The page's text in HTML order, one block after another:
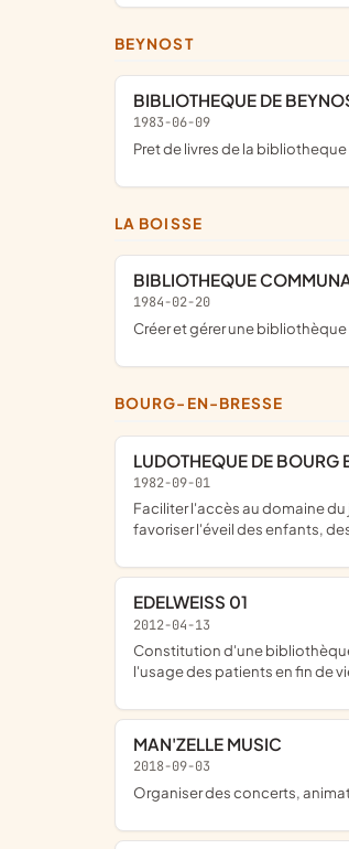
BEYNOST
BIBLIOTHEQUE DE
1983-06-09
pret de livres de la
LA BOISSE
BIBLIOTHEQUE
1984-02-20
créer et gérer une
BOURG-EN-BRESSE
LUDOTHEQUE DE BOURG
1982-09-01
faciliter l'accès au domaine du jeu à tous les publics notamment par le prêt de jeux ; valoriser les bienfaits du jeu, notamment dans ses dimensions ludiques et relationnelles ;
favoriser l'éveil des enfants,
EDELWEISS 01
2012-04-13
constitution d'une bibliothèque médicale soins palliatifs accessible librement ; aide financière pour financer les formations aux membres de l'association ; achat de matériel à
l'usage des patients en fin de
MAN'ZELLE MUSIC
2018-09-03
organiser des concerts,